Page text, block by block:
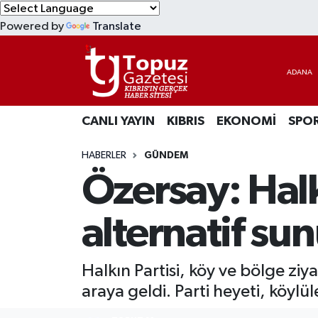
Powered by Translate
CANLI YAYIN KIBRIS EKONOMİ
HABERLER GÜNDEM
Özersay:
alternatif
Halkın Partisi, köy ve bölge
araya geldi. Parti heyeti,
EKONOMİ
MAGAZİN
TEKNOLOJİ
Lefkoşa Nöbetçi Eczaneler
Lefkoşa Hava Durumu
Lefkoşa Trafik Yoğunluk Haritası
Süper Lig Puan Durumu ve Fikstür
Tüm Manşetler
Son Dakika Haberleri
Haber Arşivi